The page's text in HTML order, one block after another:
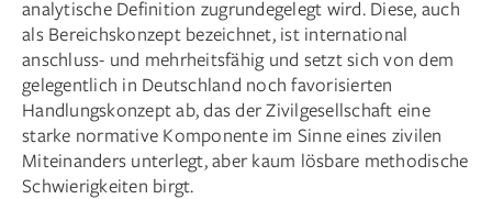
analytische Definition zugrundegelegt wird. Diese, auch
als Bereichskonzept bezeichnet, ist international
anschluss- und mehrheitsfähig und setzt sich von dem
gelegentlich in Deutschland noch favorisierten
Handlungskonzept ab, das der Zivilgesellschaft eine
starke normative Komponente im Sinne eines zivilen
Miteinanders unterlegt, aber kaum lösbare methodische
Schwierigkeiten birgt.